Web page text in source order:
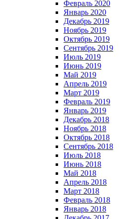
Февраль 2020
Январь 2020
Декабрь 2019
Ноябрь 2019
Октябрь 2019
Сентябрь 2019
Июль 2019
Июнь 2019
Май 2019
Апрель 2019
Март 2019
Февраль 2019
Январь 2019
Декабрь 2018
Ноябрь 2018
Октябрь 2018
Сентябрь 2018
Июль 2018
Июнь 2018
Май 2018
Апрель 2018
Март 2018
Февраль 2018
Январь 2018